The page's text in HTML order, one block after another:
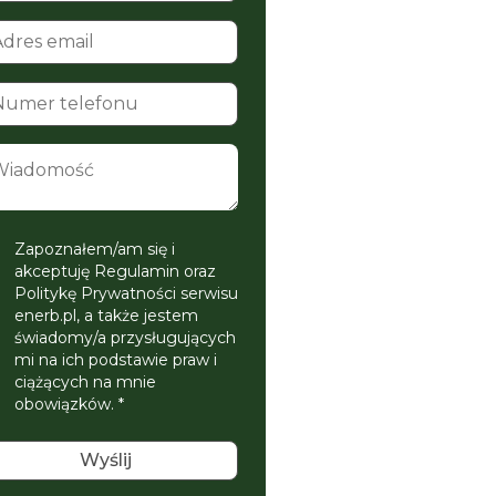
Zapoznałem/am się i
akceptuję Regulamin oraz
Politykę Prywatności serwisu
enerb.pl, a także jestem
świadomy/a przysługujących
mi na ich podstawie praw i
ciążących na mnie
obowiązków. *